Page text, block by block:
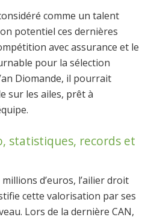
comme un talent
potentiel ces dernières
avec assurance et le
pour la sélection
Diomande, il pourrait
sur les ailes, prêt à
statistiques, records et
d’euros, l’ailier droit
cette valorisation par ses
Lors de la dernière CAN,